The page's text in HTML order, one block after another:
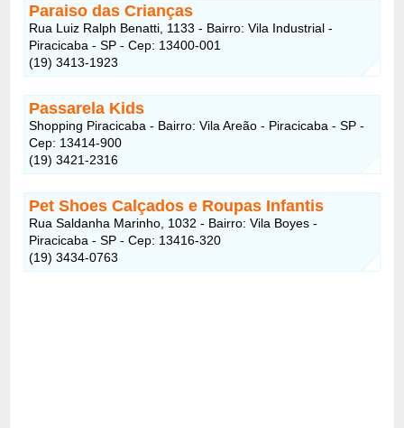
Paraiso das Crianças
Rua Luiz Ralph Benatti, 1133 - Bairro: Vila Industrial -
Piracicaba - SP - Cep: 13400-001
(19) 3413-1923
Passarela Kids
Shopping Piracicaba - Bairro: Vila Areão - Piracicaba - SP -
Cep: 13414-900
(19) 3421-2316
Pet Shoes Calçados e Roupas Infantis
Rua Saldanha Marinho, 1032 - Bairro: Vila Boyes -
Piracicaba - SP - Cep: 13416-320
(19) 3434-0763